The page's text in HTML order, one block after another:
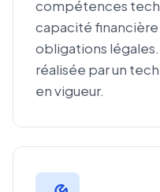
compétences
capacité
obligations
réalisée par un
en vigueur.